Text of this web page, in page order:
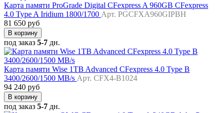
Карта памяти ProGrade Digital CFexpress A 960GB CFexpress
4.0 Type A Iridium 1800/1700 Арт. PGCFXA960GIPBH
81 650 руб
В корзину
под заказ 5-7 дн.
Карта памяти Wise 1TB Advanced CFexpress 4.0 Type B
3400/2600/1500 MB/s Арт. CFX4-B1024
94 240 руб
В корзину
под заказ 5-7 дн.